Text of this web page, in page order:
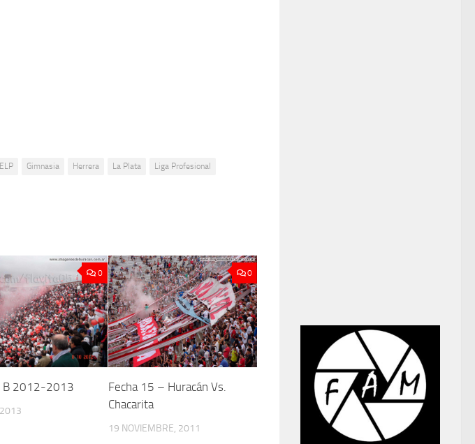
Gimnasia Herrera La Plata
Liga Profesional
0
B 2012-2013
0
Fecha 15 – Huracán Vs.
Chacarita
19 NOVIEMBRE, 2011